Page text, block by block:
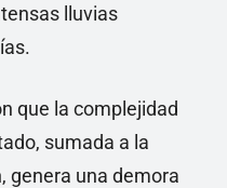
lluvias
que la complejidad
sumada a la
genera una demora